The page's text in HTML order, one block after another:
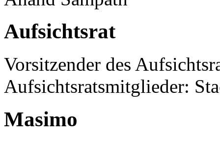
Aufsichtsrat
Vorsitzender des
Aufsichtsratsmitglieder:
Masimo